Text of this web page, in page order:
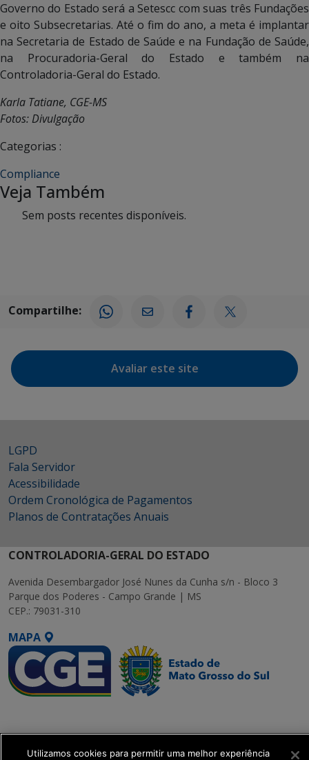
Governo do Estado será a Setescc com suas três Fundações
e oito Subsecretarias. Até o fim do ano, a meta é implantar
na Secretaria de Estado de Saúde e na Fundação de Saúde,
na Procuradoria-Geral do Estado e também na
Controladoria-Geral do Estado.
Karla Tatiane, CGE-MS
Fotos: Divulgação
Categorias :
Compliance
Veja Também
Sem posts recentes disponíveis.
Compartilhe:
Avaliar este site
LGPD
Fala Servidor
Acessibilidade
Ordem Cronológica de Pagamentos
Planos de Contratações Anuais
CONTROLADORIA-GERAL DO ESTADO
Avenida Desembargador José Nunes da Cunha s/n - Bloco 3
Parque dos Poderes - Campo Grande | MS
CEP.: 79031-310
MAPA
Executiva de
Transformação Digital
Utilizamos cookies para permitir uma melhor experiência